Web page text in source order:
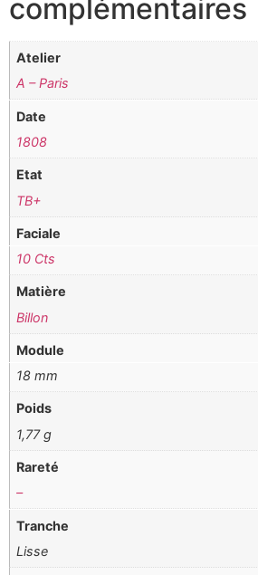
complémentaires
Atelier
A – Paris
Date
1808
Etat
TB+
Faciale
10 Cts
Matière
Billon
Module
18 mm
Poids
1,77 g
Rareté
–
Tranche
Lisse